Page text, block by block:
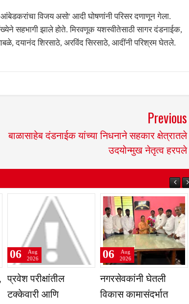
आंबेडकरांचा विजय असो' आदी घोषणांनी परिसर दणाणून गेला.
सहभागी झाले होते. मिरवणूक यशस्वीतेसाठी सागर दंडनाईक,
दयानंद शिरसाठे, अरविंद सिरसाठे, आदींनी परिश्रम घेतले.
Previous
बाळासाहेब दंडनाईक यांच्या निधनाने सहकार क्षेत्रातले
उदयोन्मुख नेतृत्व हरपले
रात्री सात ते नऊ पर्यंत
मोबाईल व टीव्ही बंद,
06
Aug
2026
कृषिउत्पन्न बाजार समिती,
तुळजापूर ज्वारी व गहू या
06
Aug
2026